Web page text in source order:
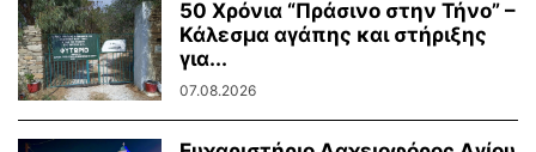
50 Χρόνια “Πράσινο στην Τήνο” –
Κάλεσμα αγάπης και στήριξης
για...
07.08.2026